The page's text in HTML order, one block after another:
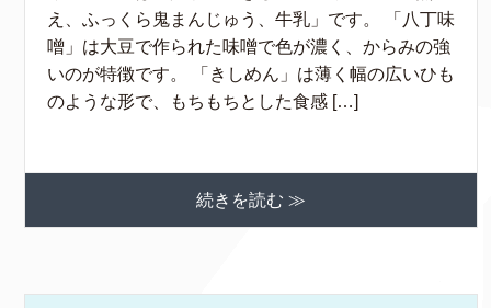
え、ふっくら鬼まんじゅう、牛乳」です。 「八丁味
噌」は大豆で作られた味噌で色が濃く、からみの強
いのが特徴です。 「きしめん」は薄く幅の広いひも
のような形で、もちもちとした食感 […]
続きを読む ≫